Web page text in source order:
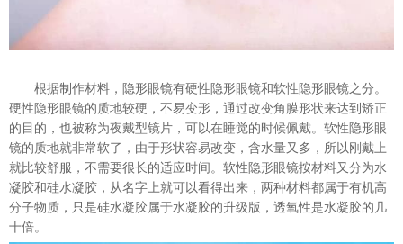
根据制作材料，隐形眼镜有硬性隐形眼镜和软性隐形眼镜之分。
硬性隐形眼镜的质地较硬，不易变形，通过改变角膜形状来达到矫正
的目的，也被称为夜戴型镜片，可以在睡觉的时候佩戴。软性隐形眼
镜的质地就非常软了，由于形状容易改变，含水量又多，所以刚戴上
就比较舒服，不需要很长的适应时间。软性隐形眼镜按材料又分为水
凝胶和硅水凝胶，从名字上就可以看得出来，两种材料都属于有机高
分子物质，只是硅水凝胶属于水凝胶的升级版，透氧性是水凝胶的几
十倍。